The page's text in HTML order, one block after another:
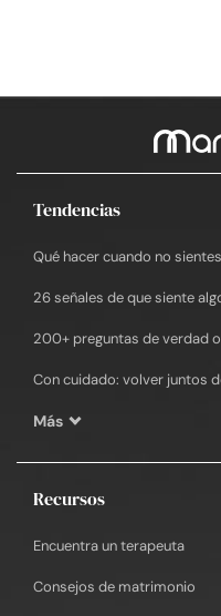
Tendencias
Qué hacer cuando no
26 señales de que siente
200+ preguntas de verdad
Con cuidado: volver juntos
Más
Recursos
Encuentra un terapeuta
Consejos de matrimonio